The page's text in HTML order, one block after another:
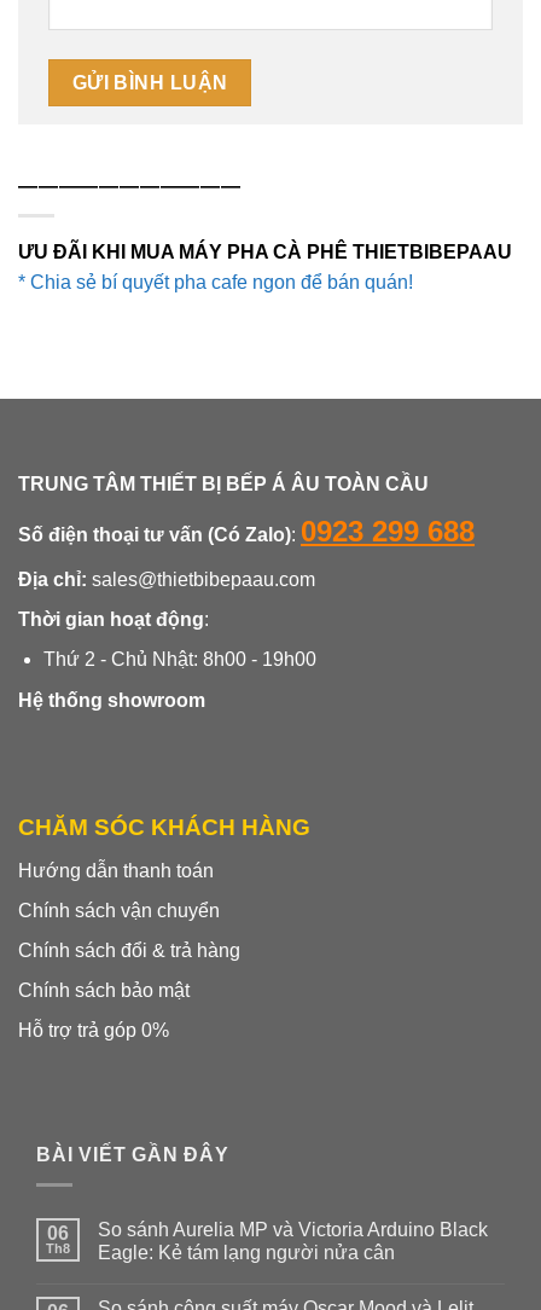
———————————
ƯU ĐÃI KHI MUA MÁY PHA CÀ PHÊ THIETBIBEPAAU
* Chia sẻ bí quyết pha cafe ngon để bán quán!
TRUNG TÂM THIẾT BỊ BẾP Á ÂU TOÀN CẦU
Số điện thoại tư vấn (Có Zalo): 0923 299 688
Địa chỉ: sales@thietbibepaau.com
Thời gian hoạt động:
Thứ 2 - Chủ Nhật: 8h00 - 19h00
Hệ thống showroom
CHĂM SÓC KHÁCH HÀNG
Hướng dẫn thanh toán
Chính sách vận chuyển
Chính sách đổi & trả hàng
Chính sách bảo mật
Hỗ trợ trả góp 0%
BÀI VIẾT GẦN ĐÂY
06
Th8
So sánh Aurelia MP và Victoria Arduino Black
Eagle: Kẻ tám lạng người nửa cân